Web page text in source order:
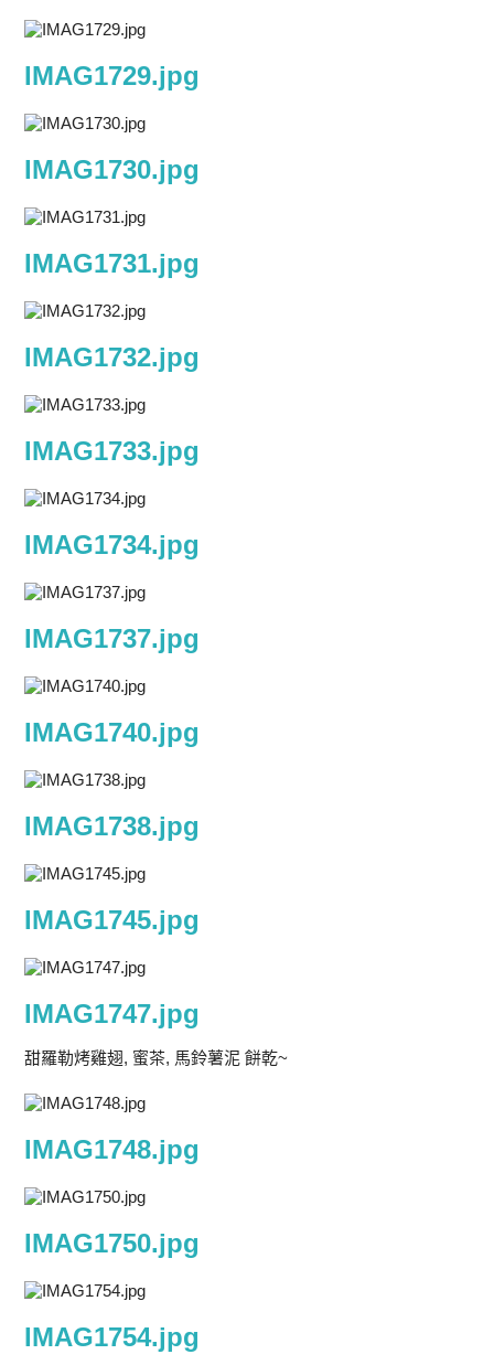
IMAG1729.jpg
IMAG1730.jpg
IMAG1731.jpg
IMAG1732.jpg
IMAG1733.jpg
IMAG1734.jpg
IMAG1737.jpg
IMAG1740.jpg
IMAG1738.jpg
IMAG1745.jpg
IMAG1747.jpg
甜羅勒烤雞翅, 蜜茶, 馬鈴薯泥 餅乾~
IMAG1748.jpg
IMAG1750.jpg
IMAG1754.jpg